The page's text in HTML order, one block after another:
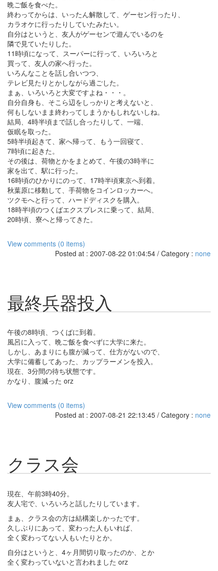
晩ご飯を食べた。
終わってからは、いったん解散して、ゲーセン行ったり、
カラオケに行ったりしていたみたい。
自分はというと、友人がゲーセンで遊んでいるのを
隣で見ていたりした。
11時頃になって、スーパーに行って、いろいろと
買って、友人の家へ行った。
いろんなことを話し合いつつ、
テレビ見たりとかしながら過ごした。
まぁ、いろいろと大変ですよね・・・。
自分自身も、そこら辺をしっかりと考えないと、
何もしないまま終わってしまうかもしれないしね。
結局、4時半頃まで話し合ったりして、一端、
仮眠を取った。
5時半頃起きて、家へ帰って、もう一回寝て、
7時頃に起きた。
その後は、荷物とかをまとめて、午後の3時半に
家を出て、駅に行った。
16時頃のひかりにのって、17時半頃東京へ到着。
秋葉原に移動して、手荷物をコインロッカーへ。
ツクモへと行って、ハードディスクを購入。
18時半頃のつくばエクスプレスに乗って、結局、
20時頃、寮へと帰ってきた。
View comments (0 items)
Posted at : 2007-08-22 01:04:54 / Category : none
最終兵器投入
午後の8時頃、つくばに到着。
風呂に入って、晩ご飯を食べずに大学に来た。
しかし、あまりにも腹が減って、仕方がないので、
大学に備蓄してあった、カップラーメンを投入。
現在、3分間の待ち状態です。
かなり、腹減った orz
View comments (0 items)
Posted at : 2007-08-21 22:13:45 / Category : none
クラス会
現在、午前3時40分。
友人宅で、いろいろと話したりしています。
まぁ、クラス会の方は結構楽しかったです。
久しぶりにあって、変わった人もいれば、
全く変わってない人もいたりとか。
自分はというと、4ヶ月間切り取ったのか、とか
全く変わっていないと言われました orz